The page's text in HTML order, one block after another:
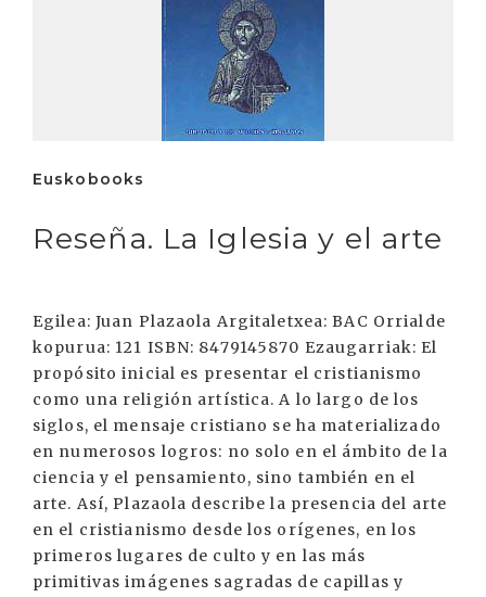
Euskobooks
Reseña. La Iglesia y el arte
Egilea: Juan Plazaola Argitaletxea: BAC Orrialde
kopurua: 121 ISBN: 8479145870 Ezaugarriak: El
propósito inicial es presentar el cristianismo
como una religión artística. A lo largo de los
siglos, el mensaje cristiano se ha materializado
en numerosos logros: no solo en el ámbito de la
ciencia y el pensamiento, sino también en el
arte. Así, Plazaola describe la presencia del arte
en el cristianismo desde los orígenes, en los
primeros lugares de culto y en las más
primitivas imágenes sagradas de capillas y